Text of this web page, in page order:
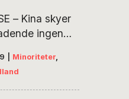
– Kina skyer
ingen
den
tro og kultur
Kina.
Minoriteter,